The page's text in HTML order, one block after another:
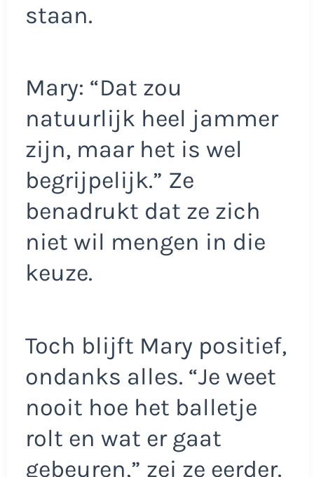
staan.
Mary: “Dat zou
natuurlijk heel jammer
zijn, maar het is wel
begrijpelijk.” Ze
benadrukt dat ze zich
niet wil mengen in die
keuze.
Toch blijft Mary positief,
ondanks alles. “Je weet
nooit hoe het balletje
rolt en wat er gaat
gebeuren,” zei ze eerder.